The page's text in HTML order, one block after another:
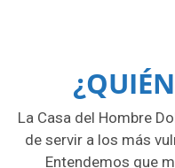
La Casa del Hombre
de servir a los más
Entendemos que